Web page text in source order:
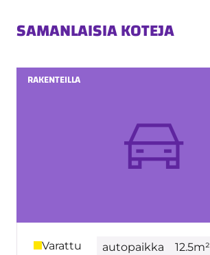
SAMANLAISIA KOTEJA
RAKENTEILLA
Varattu autopaikka 12.5m²